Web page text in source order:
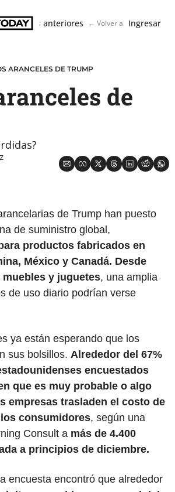
Ediciones anteriores ← Volver a Ingresar
ARANCELES DE TRUMP
de
de Trump han puesto
de suministro global,
productos fabricados en
México y Canadá. Desde
y juguetes, una amplia
de uso diario podrían verse
ya están esperando que los
sus bolsillos. Alrededor del 67%
encuestados
que es muy probable o algo
empresas trasladen el costo de
consumidores, según una
Consult a más de 4.400
a principios de diciembre.
encuesta encontró que alrededor